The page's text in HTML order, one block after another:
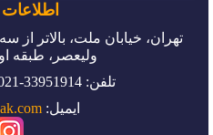
تهران، خیابان ملت، بالاتر از
ولیعصر، طبقه
تلفن: 33951914-021 | 33915780-021
ایمیل: